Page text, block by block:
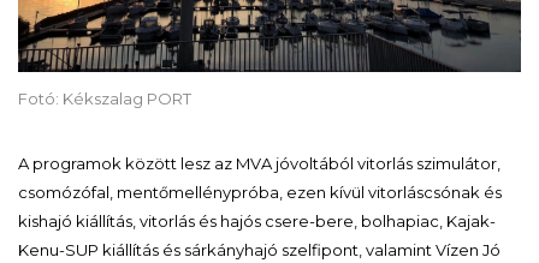
Fotó: Kékszalag PORT
A programok között lesz az MVA jóvoltából vitorlás szimulátor,
csomózófal, mentőmellénypróba, ezen kívül vitorláscsónak és
kishajó kiállítás, vitorlás és hajós csere-bere, bolhapiac, Kajak-
Kenu-SUP kiállítás és sárkányhajó szelfipont, valamint Vízen Jó